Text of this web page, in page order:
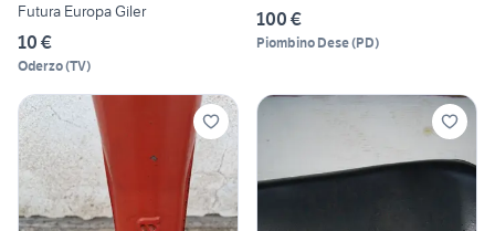
Futura Europa Giler
10 €
Oderzo(TV)
100 €
Piombino Dese(PD)